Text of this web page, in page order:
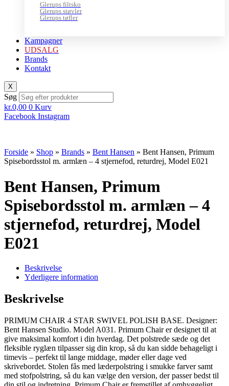
Glerups filtsko
Glerups støvler
Glerups tøfler
Kampagner
UDSALG
Brands
Kontakt
X
Søg
kr.0,00 0 Kurv
Facebook Instagram
Forside » Shop » Brands » Bent Hansen » Bent Hansen, Primum
Spisebordsstol m. armlæn – 4 stjernefod, returdrej, Model E021
Bent Hansen, Primum
Spisebordsstol m. armlæn – 4
stjernefod, returdrej, Model
E021
Beskrivelse
Yderligere information
Beskrivelse
PRIMUM CHAIR 4 STAR SWIVEL POLISH BASE. Designer:
Bent Hansen Studio. Model A031. Primum Chair er designet til at
give maksimal komfort i din hverdag. Det polstrede sæde og det
fleksible ryglæn tilpasser sig din krop, så du kan sidde behageligt i
timevis – perfekt til lange middage, møder eller dage ved
skrivebordet. Stolen fås med læderpolstring i smukke farver samt
med stofpolstring, så du kan vælge den version, der passer bedst til